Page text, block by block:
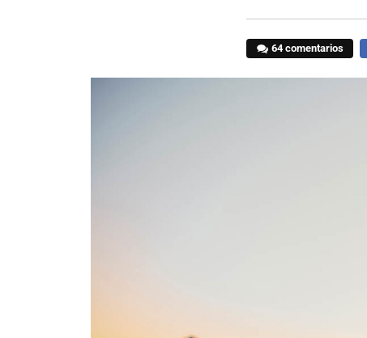
64 comentarios